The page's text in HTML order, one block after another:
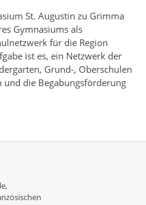
St. Augustin zu Grimma
Gymnasiums als
für die Region
ist es, ein Netzwerk der
Grund-, Oberschulen
und die Begabungsförderung